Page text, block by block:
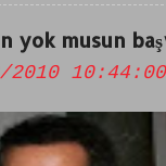
yok musun
2010 10:44:00